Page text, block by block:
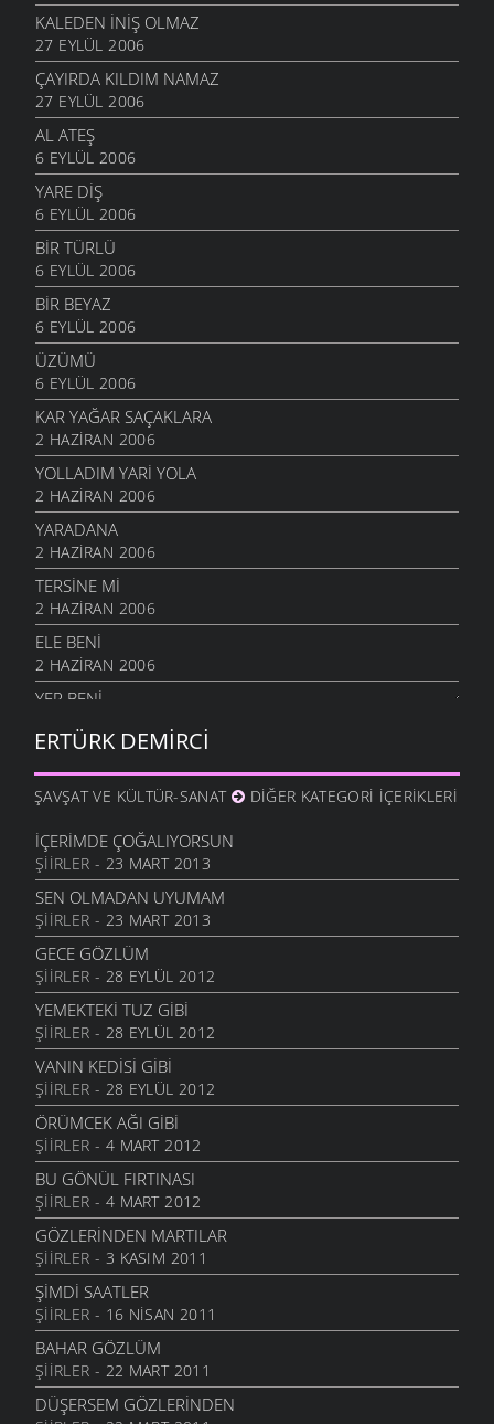
KALEDEN INIŞ OLMAZ
27 EYLÜL 2006
ÇAYIRDA KILDIM NAMAZ
27 EYLÜL 2006
AL ATEŞ
6 EYLÜL 2006
YARE DIŞ
6 EYLÜL 2006
BIR TÜRLÜ
6 EYLÜL 2006
BIR BEYAZ
6 EYLÜL 2006
ÜZÜMÜ
6 EYLÜL 2006
KAR YAĞAR SAÇAKLARA
2 HAZIRAN 2006
YOLLADIM YARI YOLA
2 HAZIRAN 2006
YARADANA
2 HAZIRAN 2006
TERSİNE Mİ
2 HAZIRAN 2006
ELE BENI
2 HAZIRAN 2006
YER BENI
EĞILDIM TAŞA BAKTIM
2 HAZIRAN 2006
GÖZLERIM
2 HAZIRAN 2006
TÜLBENDI ISLATMIŞAM
2 HAZIRAN 2006
TAK YARIM
2 HAZIRAN 2006
BAHÇESIZ BARSIZ ADAM
2 HAZIRAN 2006
SENDE YAR
2 HAZIRAN 2006
GÜL DÜĞÜMÜ
2 HAZIRAN 2006
YARALIDIR
2 HAZIRAN 2006
YAKAN YAR
2 HAZIRAN 2006
BİR YÜZDEN
2 HAZIRAN 2006
YAYILAN
2 HAZIRAN 2006
YÜZ BENDEN
2 HAZIRAN 2006
ERTÜRK DEMIRCI
ŞAVŞAT VE KÜLTÜR-SANAT DIĞER KATEGORI İÇERIKLERI
İÇERIMDE ÇOĞALIYORSUN
ŞIIRLER - 23 MART 2013
SEN OLMADAN UYUMAM
ŞIIRLER - 23 MART 2013
GECE GÖZLÜM
ŞIIRLER - 28 EYLÜL 2012
YEMEKTEKI TUZ GIBI
ŞIIRLER - 28 EYLÜL 2012
VANIN KEDISI GIBI
ŞIIRLER - 28 EYLÜL 2012
ÖRÜMCEK AĞI GIBI
ŞIIRLER - 4 MART 2012
BU GÖNÜL FIRTINASI
ŞIIRLER - 4 MART 2012
GÖZLERINDEN MARTILAR
ŞIIRLER - 3 KASIM 2011
ŞIMDI SAATLER
ŞIIRLER - 16 NISAN 2011
BAHAR GÖZLÜM
ŞIIRLER - 22 MART 2011
DÜŞERSEM GÖZLERINDEN